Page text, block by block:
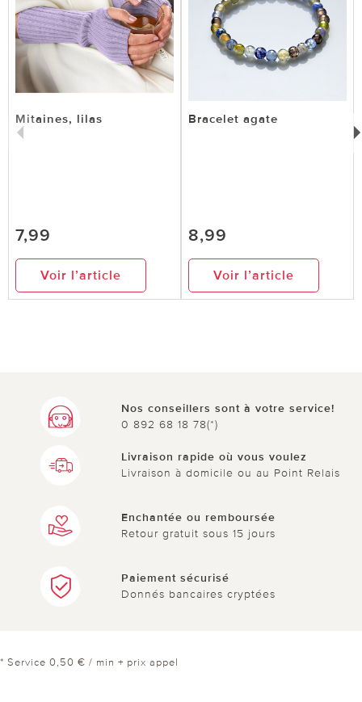
Mitaines, lilas
7,99
Voir l’article
Bracelet agate
8,99
Voir l’article
Nos conseillers sont à votre service!
0 892 68 18 78(*)
Livraison rapide où vous voulez
Livraison à domicile ou au Point Relais
Enchantée ou remboursée
Retour gratuit sous 15 jours
Paiement sécurisé
Donnés bancaires cryptées
* Service 0,50 € / min + prix appel